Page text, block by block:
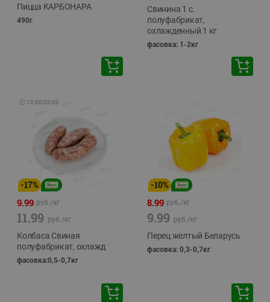
Пицца КАРБОНАРА
490г
Свинина 1 с.
полуфабрикат,
охлажденный 1 кг
фасовка: 1-2кг
🕘 12:00-20:00
-17%
9.99 руб./кг
11.99 руб./кг
Колбаса Свиная
полуфабрикат, охлажд
фасовка:0,5-0,7кг
-10%
8.99 руб./кг
9.99 руб./кг
Перец желтый Беларусь
фасовка: 0,3-0,7кг